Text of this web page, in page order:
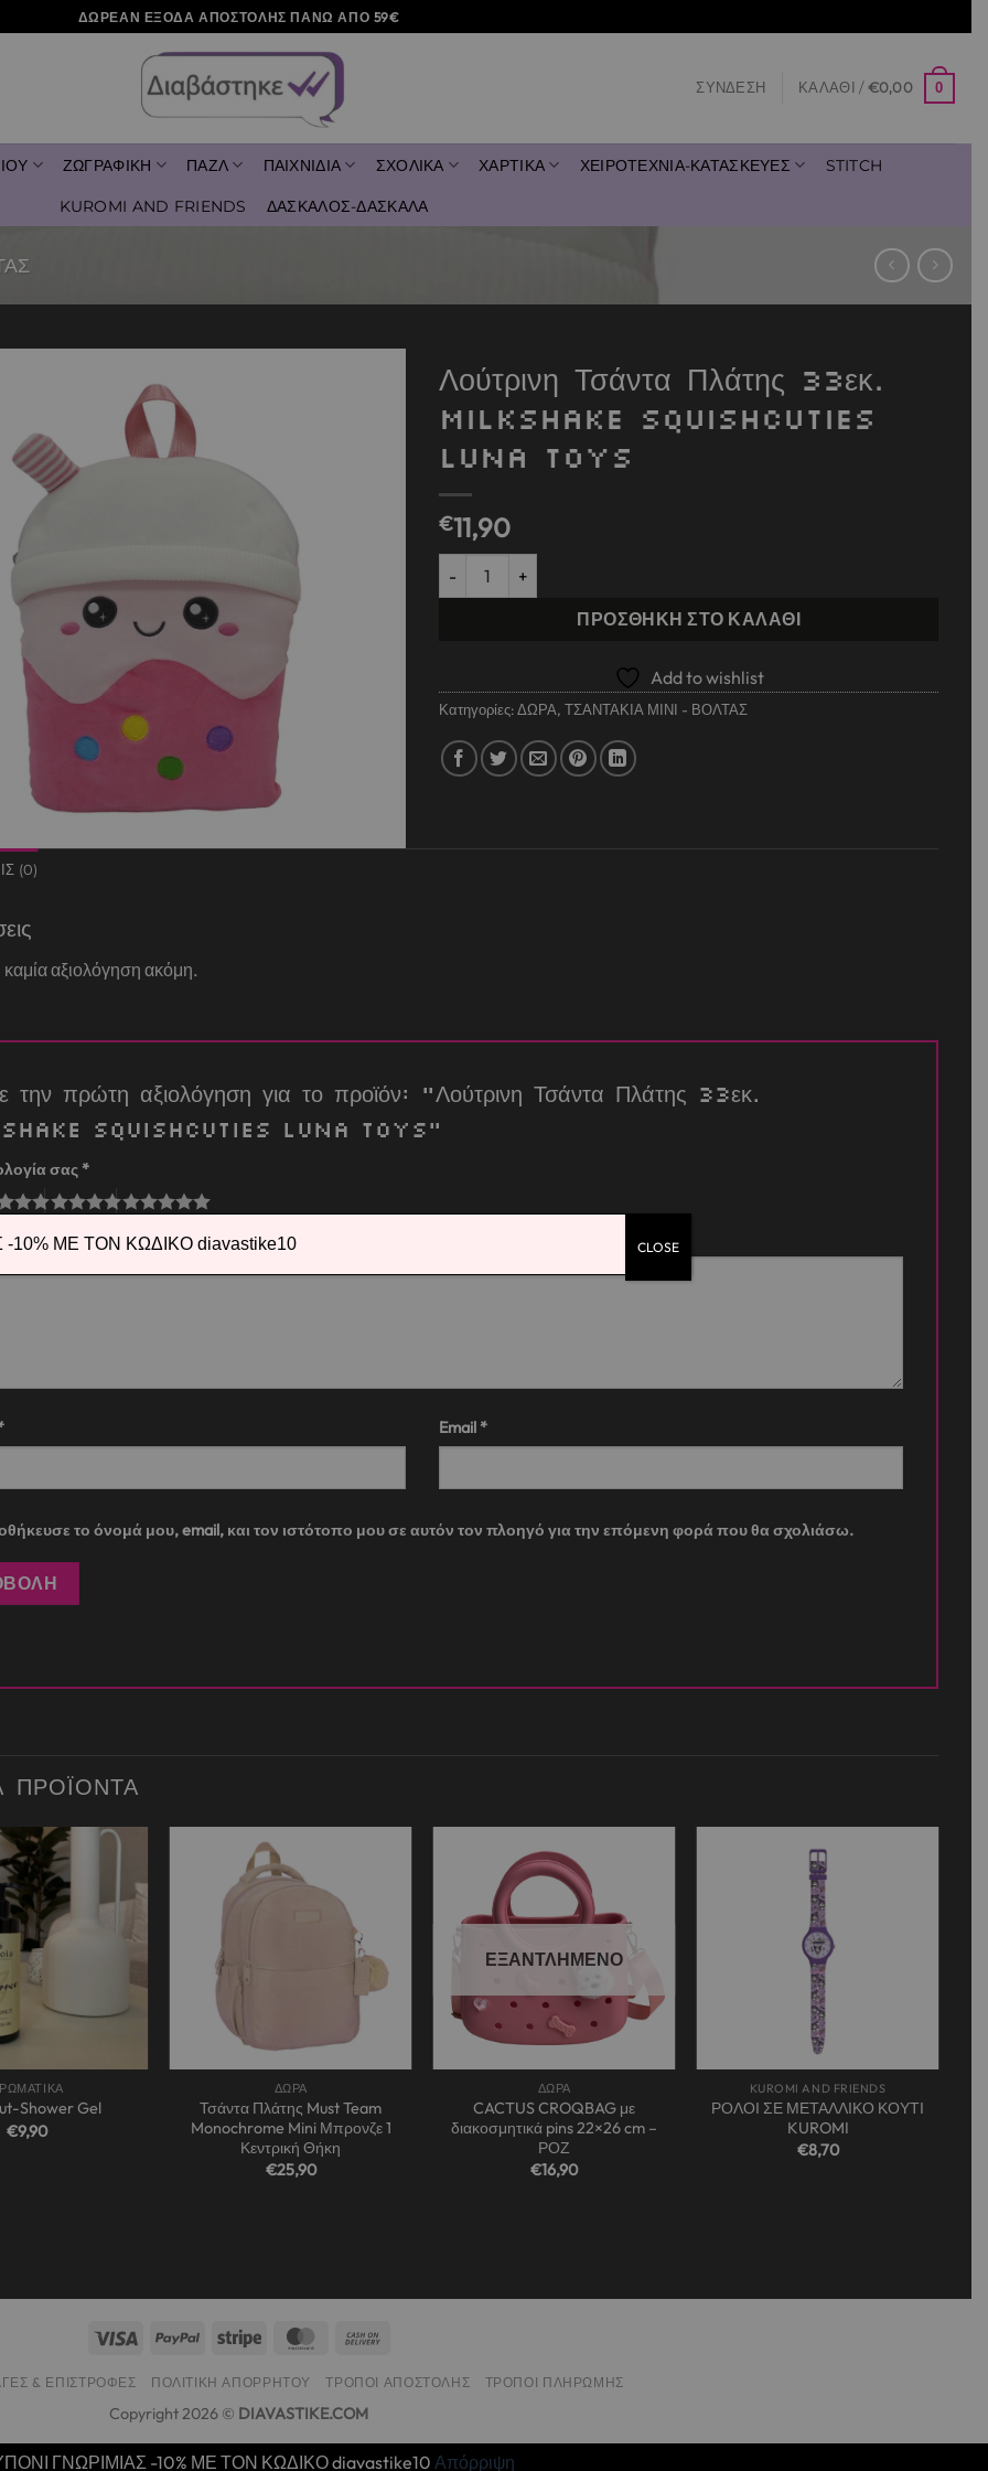
ΔΩΡΕΑΝ ΕΞΟΔΑ ΑΠΟΣΤΟΛΗΣ ΠΑΝΩ ΑΠΟ 59€
ΣΎΝΔΕΣΗ ΚΑΛΆΘΙ / €0,00 0
ΖΩΓΡΑΦΙΚΗ ΠΑΖΛ ΠΑΙΧΝΙΔΙΑ ΣΧΟΛΙΚΑ ΧΑΡΤΙΚΑ ΧΕΙΡΟΤΕΧΝΙΑ-ΚΑΤΑΣΚΕΥΕΣ STITCH
KUROMI AND FRIENDS ΔΑΣΚΑΛΟΣ-ΔΑΣΚΑΛΑ
Λούτρινη Τσάντα Πλάτης 33εκ.
Milkshake Squishcuties
Luna Toys
€11,90
Λούτρινη Τσάντα Πλάτης 33εκ. Milkshake Squishcuties Luna Toys ποσότητα
ΠΡΟΣΘΉΚΗ ΣΤΟ ΚΑΛΆΘΙ
Add to wishlist
Κατηγορίες:ΔΩΡΑ,ΤΣΑΝΤΑΚΙΑ ΜΙΝΙ - ΒΟΛΤΑΣ
(0)
αξιολόγηση ακόμη.
την πρώτη αξιολόγηση για το προϊόν: “Λούτρινη Τσάντα Πλάτης 33εκ.
Squishcuties Luna Toys”
σας *
σας *
Email *
το όνομά μου, email, και τον ιστότοπο μου σε αυτόν τον πλοηγό για την επόμενη φορά που θα σχολιάσω.
ΠΡΟΪΌΝΤΑ
wishlist
Shower Gel
€9,90
ΔΩΡΑ
Τσάντα Πλάτης Must Team
Monochrome Mini Μπρονζε 1
Κεντρική Θήκη
€25,90
ΕΞΑΝΤΛΗΜΈΝΟ
ΔΩΡΑ
CACTUS CROQBAG με
διακοσμητικά pins 22×26 cm –
ΡΟΖ
€16,90
KUROMI AND FRIENDS
ΡΟΛΟΙ ΣΕ ΜΕΤΑΛΛΙΚΟ ΚΟΥΤΙ
KUROMI
€8,70
& ΕΠΙΣΤΡΟΦΈΣ ΠΟΛΙΤΙΚΉ ΑΠΟΡΡΉΤΟΥ ΤΡΌΠΟΙ ΑΠΟΣΤΟΛΉΣ ΤΡΌΠΟΙ ΠΛΗΡΩΜΉΣ
Copyright 2026 © DIAVASTIKE.COM
ΓΝΩΡΙΜΙΑΣ -10% ΜΕ ΤΟΝ ΚΩΔΙΚΟ diavastike10 Απόρριψη
10% ΜΕ ΤΟΝ ΚΩΔΙΚΟ diavastike10 CLOSE